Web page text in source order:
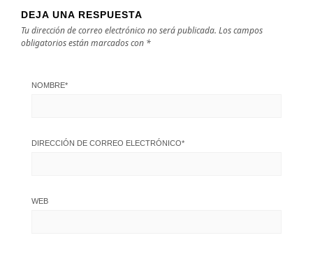
DEJA UNA RESPUESTA
Tu dirección de correo electrónico no será publicada. Los campos
obligatorios están marcados con *
NOMBRE*
DIRECCIÓN DE CORREO ELECTRÓNICO*
WEB